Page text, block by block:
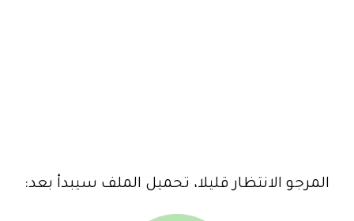
المرجو الانتظار قليلا، تحميل الملف سيبدأ بعد: